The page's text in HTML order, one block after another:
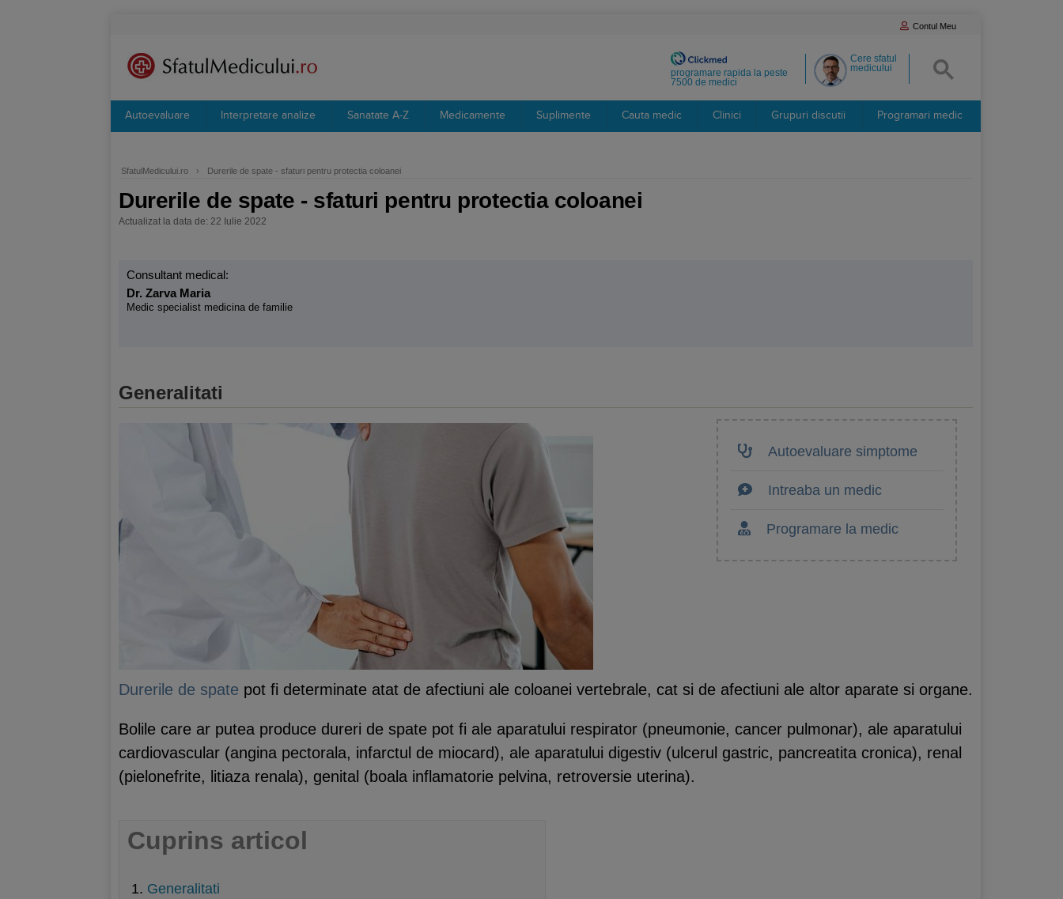
Contul Meu
Cere sfatul
medicului
programare rapida la peste
7500 de medici
Autoevaluare Interpretare analize Sanatate A-Z Medicamente Suplimente Cauta medic Clinici Grupuri discutii Programari medic
SfatulMedicului.ro › Durerile de spate - sfaturi pentru protectia coloanei
Durerile de spate - sfaturi pentru protectia coloanei
Actualizat la data de: 22 Iulie 2022
Consultant medical:
Dr. Zarva Maria
Medic specialist medicina de familie
Generalitati
Autoevaluare simptome
Intreaba un medic
Programare la medic
Durerile de spate pot fi determinate atat de afectiuni ale coloanei vertebrale, cat si de afectiuni ale altor aparate si organe.
Bolile care ar putea produce dureri de spate pot fi ale aparatului respirator (pneumonie, cancer pulmonar), ale aparatului
cardiovascular (angina pectorala, infarctul de miocard), ale aparatului digestiv (ulcerul gastric, pancreatita cronica), renal
(pielonefrite, litiaza renala), genital (boala inflamatorie pelvina, retroversie uterina).
Cuprins articol
Generalitati